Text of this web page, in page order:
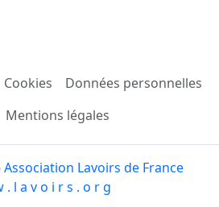
Cookies
Données personnelles
Mentions légales
Association Lavoirs de France
. l a v o i r s . o r g